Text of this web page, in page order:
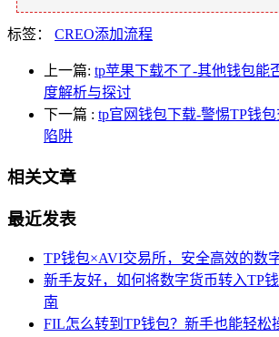
标签： CREO添加流程
上一篇: tp苹果下载不了-其他钱包能
度解析与探讨
下一篇 : tp官网钱包下载-警惕TP钱
陷阱
相关文章
最近发表
TP钱包×AVI交易所，安全高效的数
新手友好，如何将数字货币转入TP
南
FIL怎么转到TP钱包？新手也能轻松